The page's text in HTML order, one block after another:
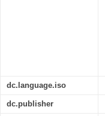
dc.language.iso
dc.publisher